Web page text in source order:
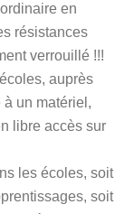
en
résistances
verrouillé !!!
auprès
un matériel,
libre accès sur
les écoles, soit
soit